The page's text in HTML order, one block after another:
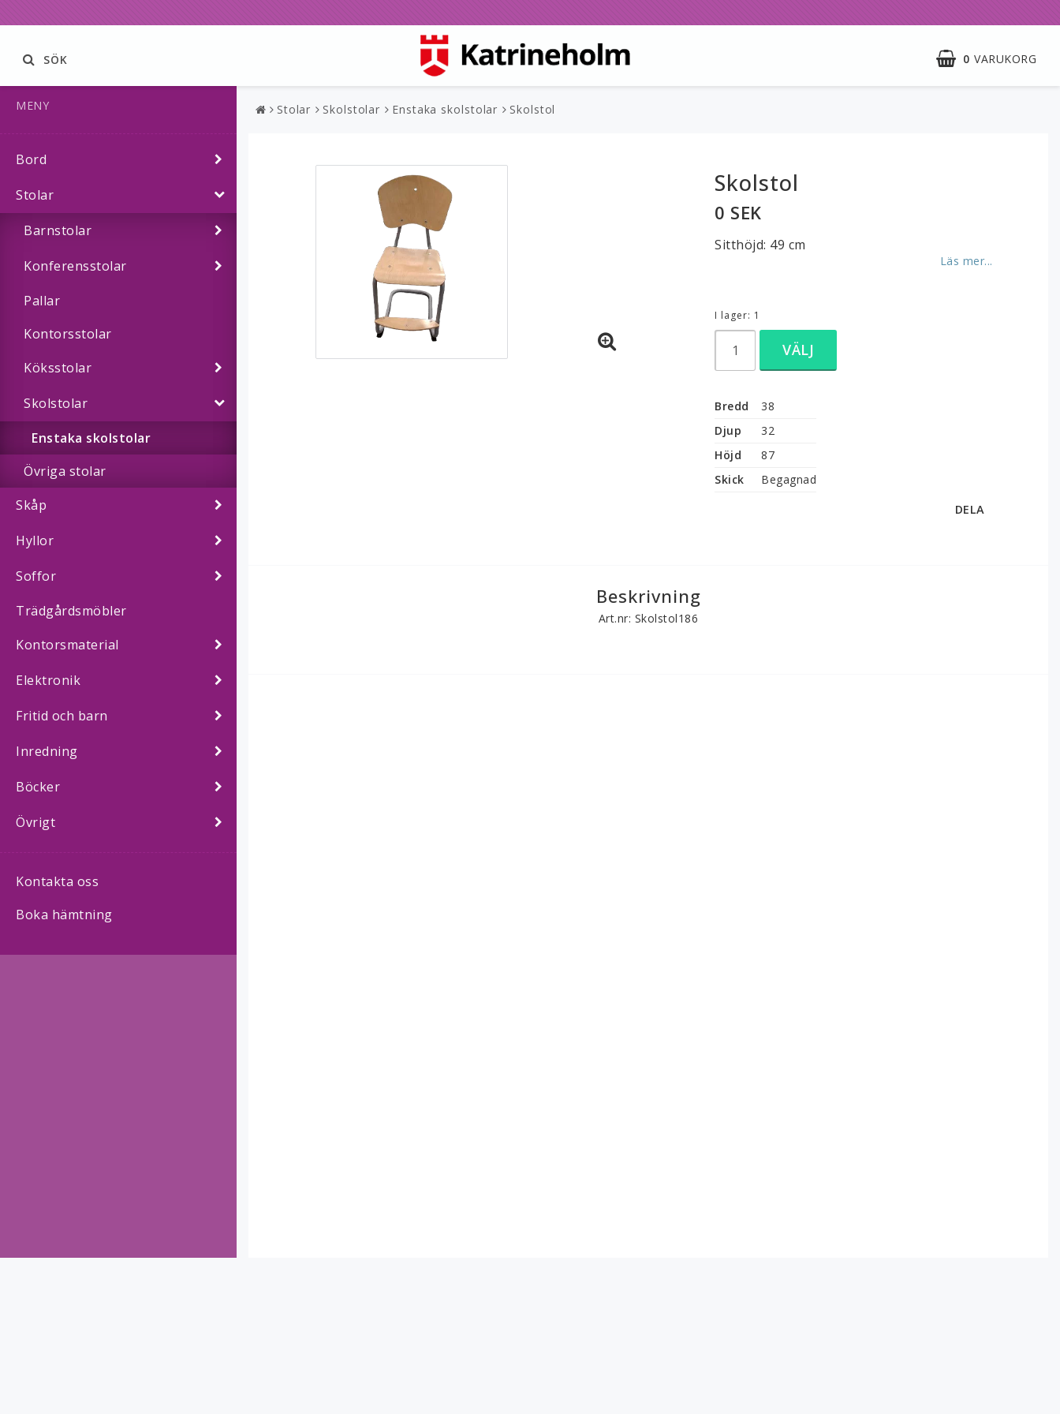
0 VARUKORG
SÖK
MENY
Bord
Stolar
Barnstolar
Konferensstolar
Pallar
Kontorsstolar
Köksstolar
Skolstolar
Enstaka skolstolar
Övriga stolar
Skåp
Hyllor
Soffor
Trädgårdsmöbler
Kontorsmaterial
Elektronik
Fritid och barn
Inredning
Böcker
Övrigt
Kontakta oss
Boka hämtning
Stolar Skolstolar Enstaka skolstolar Skolstol
Skolstol
0 SEK
Sitthöjd: 49 cm
Läs mer...
I lager: 1
VÄLJ
Bredd
38
Djup
32
Höjd
87
Skick
Begagnad
DELA
Beskrivning
Art.nr: Skolstol186